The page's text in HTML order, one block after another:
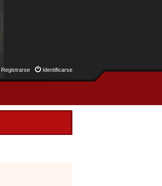
Identificarse
Registrarse